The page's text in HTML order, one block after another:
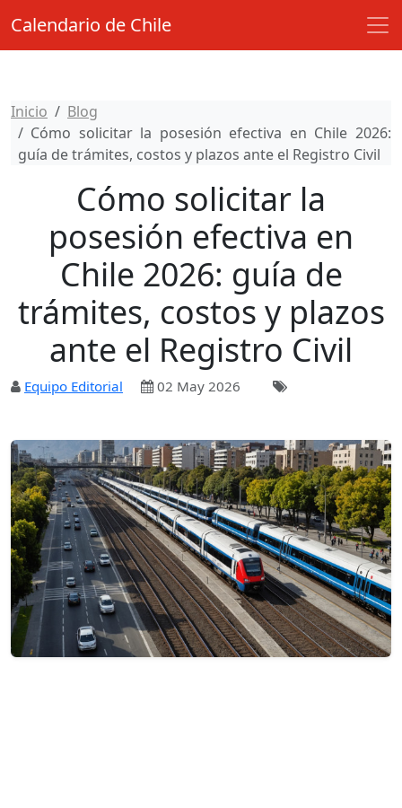
Calendario de Chile
Inicio
Blog
Cómo solicitar la posesión efectiva en Chile 2026:
guía de trámites, costos y plazos ante el Registro Civil
Cómo solicitar la
posesión efectiva en
Chile 2026: guía de
trámites, costos y plazos
ante el Registro Civil
Equipo Editorial 02 May 2026